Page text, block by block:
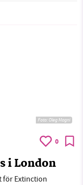
Foto: Oleg Magni
0
i London
för Extinction